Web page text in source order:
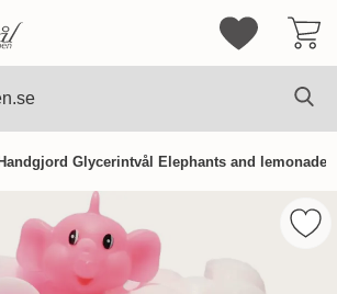
Mina
Glycerintvål Elephants and lemonade